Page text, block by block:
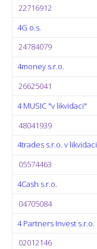
22716912
4G o.s.
24784079
4money s.r.o.
26625041
4 MUSIC "v likvidaci"
48041939
4trades s.r.o. v likvidaci
05574463
4Cash s.r.o.
04705084
4 Partners Invest s.r.o.
02012146